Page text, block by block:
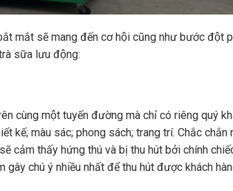
mắt sẽ mang đến cơ hội cũng như bước đột
sữa lưu động:
cùng một tuyến đường mà chỉ có riêng quý
kế; màu sác; phong sách; trang trí. Chắc chắn
cảm thấy hứng thú và bị thu hút bởi chính
chú ý nhiều nhất để thu hút được khách